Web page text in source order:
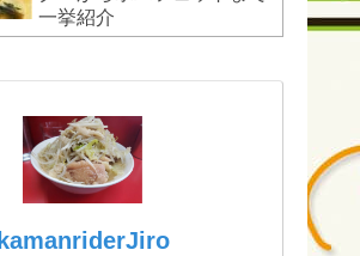
一挙紹介
kamanriderJiro